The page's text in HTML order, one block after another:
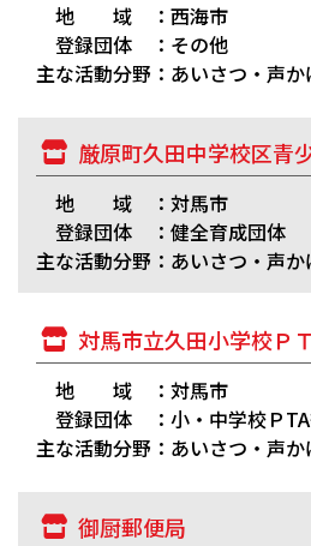
地 域 ：西海市
登録団体 ：その他
主な活動分野：あいさつ・声か
厳原町久田中学校区青
地 域 ：対馬市
登録団体 ：健全育成団体
主な活動分野：あいさつ・声か
対馬市立久田小学校Ｐ
地 域 ：対馬市
登録団体 ：小・中学校Ｐ
主な活動分野：あいさつ・声か
御厨郵便局